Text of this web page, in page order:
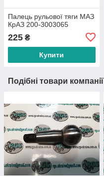
Палець рульової тяги МАЗ
КрАЗ 200-3003065
225 ₴
Купити
Подібні товари компанії